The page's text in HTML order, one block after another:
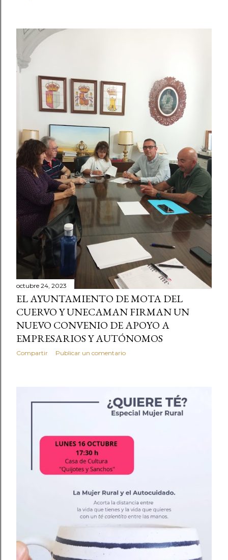
octubre 24, 2023
EL AYUNTAMIENTO DE MOTA DEL
CUERVO Y UNECAMAN FIRMAN UN
NUEVO CONVENIO DE APOYO A
EMPRESARIOS Y AUTÓNOMOS
Compartir Publicar un comentario